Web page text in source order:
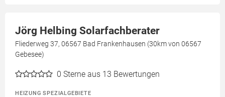
Jörg Helbing Solarfachberater
Fliederweg 37, 06567 Bad Frankenhausen (30km von 06567
Gebesee)
0 Sterne aus 13 Bewertungen
HEIZUNG SPEZIALGEBIETE